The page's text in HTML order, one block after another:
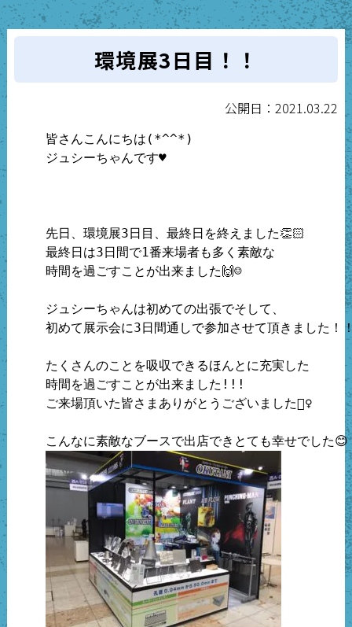
環境展3日目！！
公開日：2021.03.22
皆さんこんにちは(*^^*)
ジュシーちゃんです♥
先日、環境展3日目、最終日を終えました👏🏻
最終日は3日間で1番来場者も多く素敵な
時間を過ごすことが出来ました🙌☺️
ジュシーちゃんは初めての出張でそして、
初めて展示会に3日間通しで参加させて頂きました！
たくさんのことを吸収できるほんとに充実した
時間を過ごすことが出来ました!!!
ご来場頂いた皆さまありがとうございました🙇‍♀️
こんなに素敵なブースで出店できとても幸せでした😊